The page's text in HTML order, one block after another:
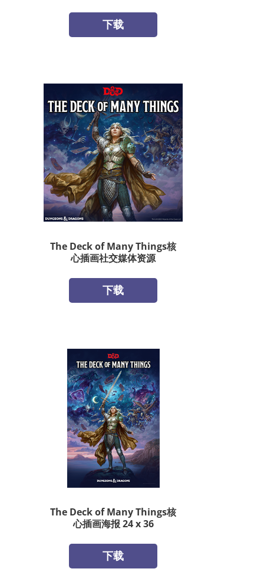
下载
The Deck of Many Things核
心插画社交媒体资源
下载
The Deck of Many Things核
心插画海报 24 x 36
下载